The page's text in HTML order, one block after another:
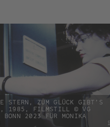
STERN, ZUM GLÜCK GIBT’S
1985, FILMSTILL © VG
2023 FÜR MONIKA
i